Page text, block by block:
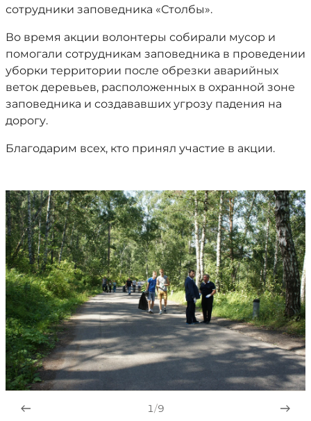
сотрудники заповедника «Столбы».
Во время акции волонтеры собирали мусор и
помогали сотрудникам заповедника в проведении
уборки территории после обрезки аварийных
веток деревьев, расположенных в охранной зоне
заповедника и создававших угрозу падения на
дорогу.
Благодарим всех, кто принял участие в акции.
1/9